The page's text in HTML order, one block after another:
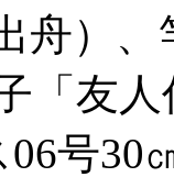
舟）、
「友
号30